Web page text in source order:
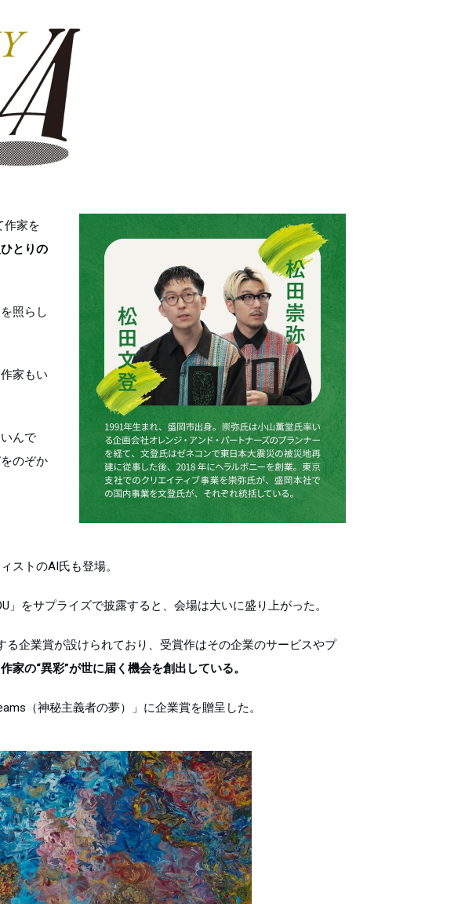
作家を
とりの
照らし
家もい
んで
のぞか
ストのAI氏も登場。
をサプライズで披露すると、会場は大いに盛り上がった。
る企業賞が設けられており、受賞作はその企業のサービスやプ
の“異彩”が世に届く機会を創出している。
（神秘主義者の夢）」に企業賞を贈呈した。